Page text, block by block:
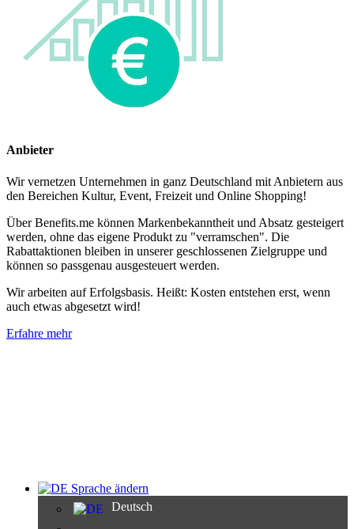
Anbieter
Wir vernetzen Unternehmen in ganz Deutschland mit Anbietern aus
den Bereichen Kultur, Event, Freizeit und Online Shopping!
Über Benefits.me können Markenbekanntheit und Absatz gesteigert
werden, ohne das eigene Produkt zu "verramschen". Die
Rabattaktionen bleiben in unserer geschlossenen Zielgruppe und
können so passgenau ausgesteuert werden.
Wir arbeiten auf Erfolgsbasis. Heißt: Kosten entstehen erst, wenn
auch etwas abgesetzt wird!
Erfahre mehr
Sprache ändern
Deutsch